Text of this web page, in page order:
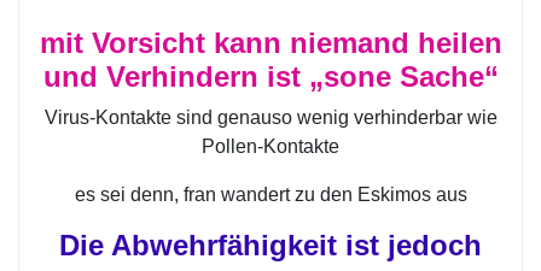
mit Vorsicht kann niemand heilen
und Verhindern ist „sone Sache“
Virus-Kontakte sind genauso wenig verhinderbar wie
Pollen-Kontakte
es sei denn, fran wandert zu den Eskimos aus
Die Abwehrfähigkeit ist jedoch